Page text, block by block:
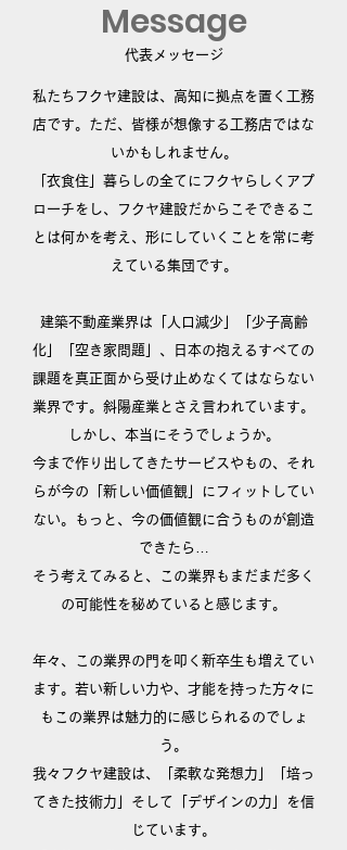
Message
代表メッセージ
私たちフクヤ建設は、高知に拠点を置く工務
店です。ただ、皆様が想像する工務店ではな
いかもしれません。
「衣食住」暮らしの全てにフクヤらしくアプ
ローチをし、フクヤ建設だからこそできるこ
とは何かを考え、形にしていくことを常に考
えている集団です。
建築不動産業界は「人口減少」「少子高齢
化」「空き家問題」、日本の抱えるすべての
課題を真正面から受け止めなくてはならない
業界です。斜陽産業とさえ言われています。
しかし、本当にそうでしょうか。
今まで作り出してきたサービスやもの、それ
らが今の「新しい価値観」にフィットしてい
ない。もっと、今の価値観に合うものが創造
できたら…
そう考えてみると、この業界もまだまだ多く
の可能性を秘めていると感じます。
年々、この業界の門を叩く新卒生も増えてい
ます。若い新しい力や、才能を持った方々に
もこの業界は魅力的に感じられるのでしょ
う。
我々フクヤ建設は、「柔軟な発想力」「培っ
てきた技術力」そして「デザインの力」を信
じています。